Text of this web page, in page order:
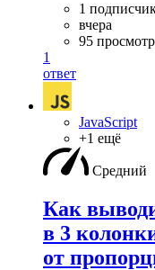
1
вчера
95
1
ответ
JavaScript
+1 ещё
Средний
Как
в 3
от